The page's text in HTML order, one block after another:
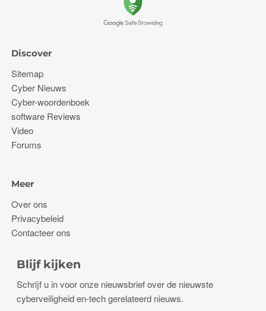
Discover
Sitemap
Cyber ​​Nieuws
Cyber-woordenboek
software Reviews
Video
Forums
Meer
Over ons
Privacybeleid
Contacteer ons
Blijf kijken
Schrijf u in voor onze nieuwsbrief over de nieuwste
cyberveiligheid en-tech gerelateerd nieuws.